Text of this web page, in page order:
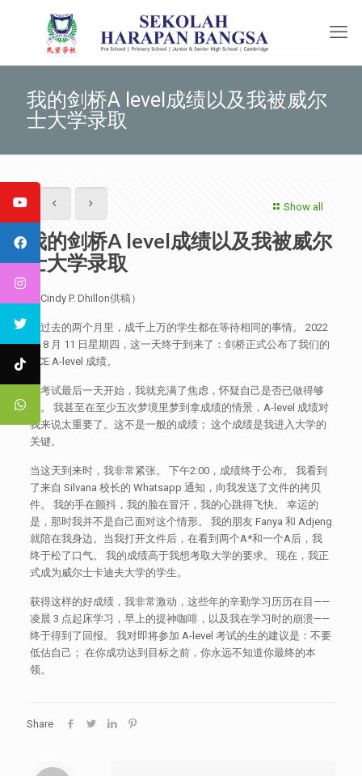
我的剑桥A level成绩以及我被威尔
士大学录取
Show all
我的剑桥A level成绩以及我被威尔
士大学录取
（Cindy P. Dhillon供稿）
在过去的两个月里，成千上万的学生都在等待相同的事情。 2022
年 8 月 11 日星期四，这一天终于到来了：剑桥正式公布了我们的
GCE A-level 成绩。
从考试最后一天开始，我就充满了焦虑，怀疑自己是否已做得够
好。 我甚至在至少五次梦境里梦到拿成绩的情景，A-level 成绩对
我来说太重要了。这不是一般的成绩； 这个成绩是我进入大学的
关键。
当这天到来时，我非常紧张。 下午2:00，成绩终于公布。 我看到
了来自 Silvana 校长的 Whatsapp 通知，向我发送了文件的拷贝
件。 我的手在颤抖，我的脸在冒汗，我的心跳得飞快。 幸运的
是，那时我并不是自己面对这个情形。 我的朋友 Fanya 和 Adjeng
就陪在我身边。当我打开文件后，在看到两个A*和一个A后，我
终于松了口气。 我的成绩高于我想考取大学的要求。 现在，我正
式成为威尔士卡迪夫大学的学生。
获得这样的好成绩，我非常激动，这些年的辛勤学习历历在目——
凌晨 3 点起床学习，早上的提神咖啡，以及我在学习时的崩溃——
终于得到了回报。 我对即将参加 A-level 考试的生的建议是：不要
低估自己； 在你成功达到目标之前，你永远不知道你最终的本
领。
Share